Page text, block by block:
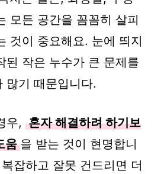
모든 공간을 꼼꼼히 살피
것이 중요해요. 눈에 띄지
된 작은 누수가 큰 문제를
많기 때문입니다.
우, 혼자 해결하려 하기보
움 을 받는 것이 현명합니
잡하고 잘못 건드리면 더